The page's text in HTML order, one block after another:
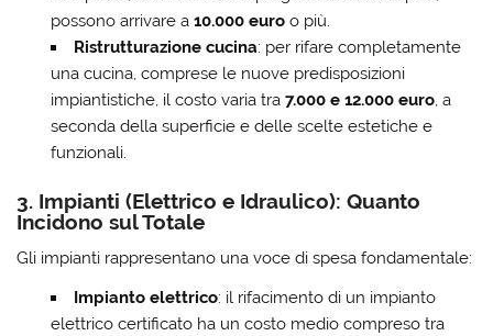
possono arrivare a 10.000 euroo più.
Ristrutturazione cucina: per rifare completamente
una cucina, comprese le nuove predisposizioni
impiantistiche, il costo varia tra 7.000 e 12.000 euro, a
seconda della superficie e delle scelte estetiche e
funzionali.
3. Impianti (Elettrico e Idraulico): Quanto
Incidono sul Totale
Gli impianti rappresentano una voce di spesa fondamentale:
Impianto elettrico: il rifacimento di un impianto
elettrico certificato ha un costo medio compreso tra